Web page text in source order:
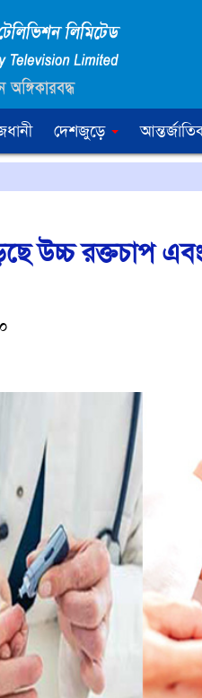
দেশজুড়ে
উচ্চ রক্তচাপ